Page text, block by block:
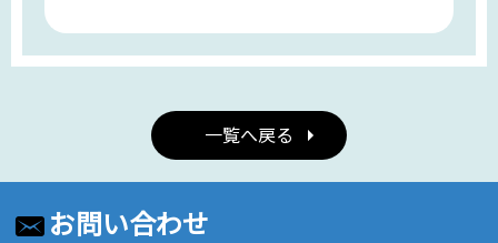
一覧へ戻る
お問い合わせ